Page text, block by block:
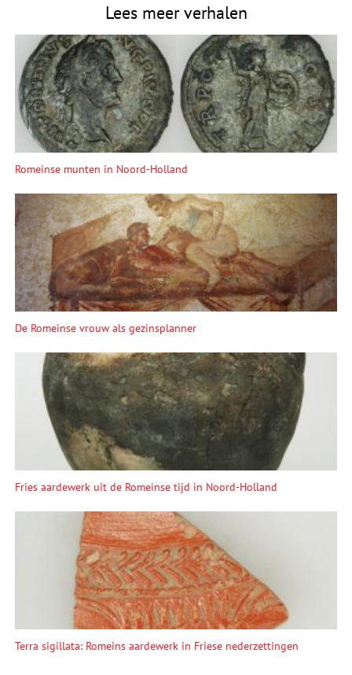
Lees meer verhalen
Romeinse munten in Noord-Holland
De Romeinse vrouw als gezinsplanner
Fries aardewerk uit de Romeinse tijd in Noord-Holland
Terra sigillata: Romeins aardewerk in Friese nederzettingen